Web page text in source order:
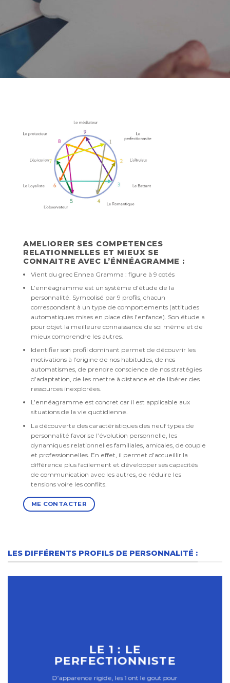
AMELIORER SES COMPETENCES
RELATIONNELLES ET MIEUX SE
CONNAITRE AVEC L’ÉNNÉAGRAMME :
Vient du grec Ennea Gramma : figure à 9 cotés
L’ennéagramme est un système d’étude de la
personnalité. Symbolisé par 9 profils, chacun
correspondant à un type de comportements (attitudes
automatiques mises en place dès l’enfance). Son étude a
pour objet la meilleure connaissance de soi même et de
mieux comprendre les autres.
Identifier son profil dominant permet de découvrir les
motivations à l’origine de nos habitudes, de nos
automatismes, de prendre conscience de nos stratégies
d’adaptation, de les mettre à distance et de libérer des
ressources inexplorées.
L’ennéagramme est concret car il est applicable aux
situations de la vie quotidienne.
La découverte des caractéristiques des neuf types de
personnalité favorise l’évolution personnelle, les
dynamiques relationnelles familiales, amicales, de couple
et professionnelles. En effet, il permet d’accueillir la
différence plus facilement et développer ses capacités
de communication avec les autres, de réduire les
tensions voire les conflits.
ME CONTACTER
LES DIFFÉRENTS PROFILS DE PERSONNALITÉ :
LE 1 : LE
PERFECTIONNISTE
D’apparence rigide, les 1 ont le gout pour